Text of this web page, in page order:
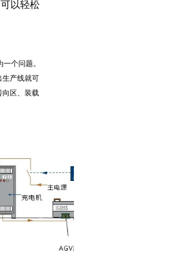
以轻松
个问题。
生产线就可
向区、装载